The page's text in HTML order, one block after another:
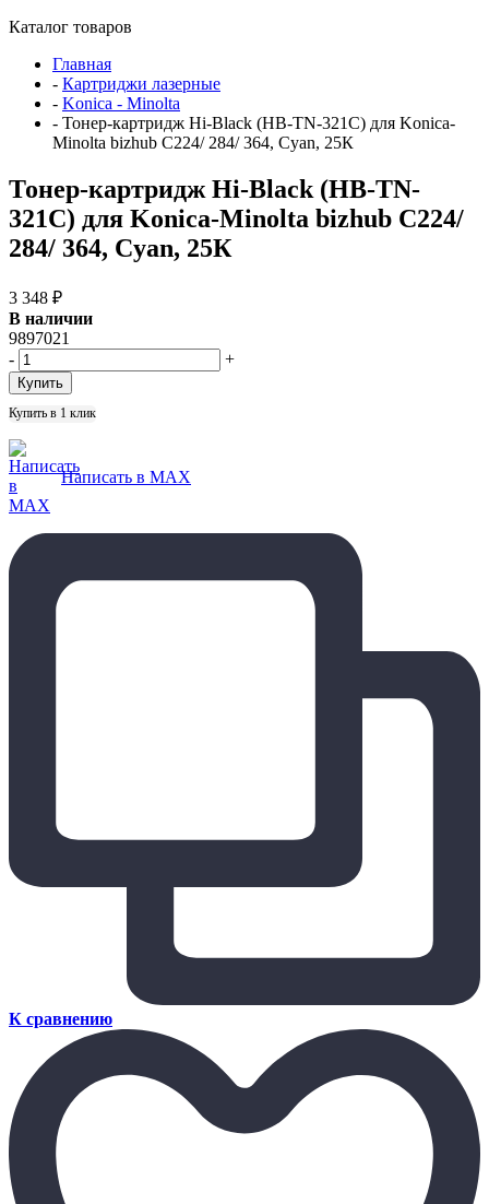
Каталог товаров
Главная
- Картриджи лазерные
- Konica - Minolta
- Тонер-картридж Hi-Black (HB-TN-321C) для Konica-
Minolta bizhub C224/ 284/ 364, Cyan, 25К
Тонер-картридж Hi-Black (HB-TN-
321C) для Konica-Minolta bizhub C224/
284/ 364, Cyan, 25К
3 348 ₽
В наличии
9897021
-
+
Купить в 1 клик
Написать в MAX
К сравнению